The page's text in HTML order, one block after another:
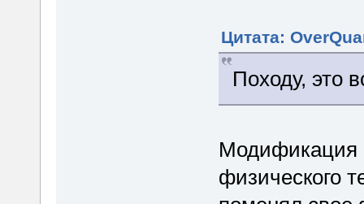
Цитата:
Походу, это
Модификация
физического